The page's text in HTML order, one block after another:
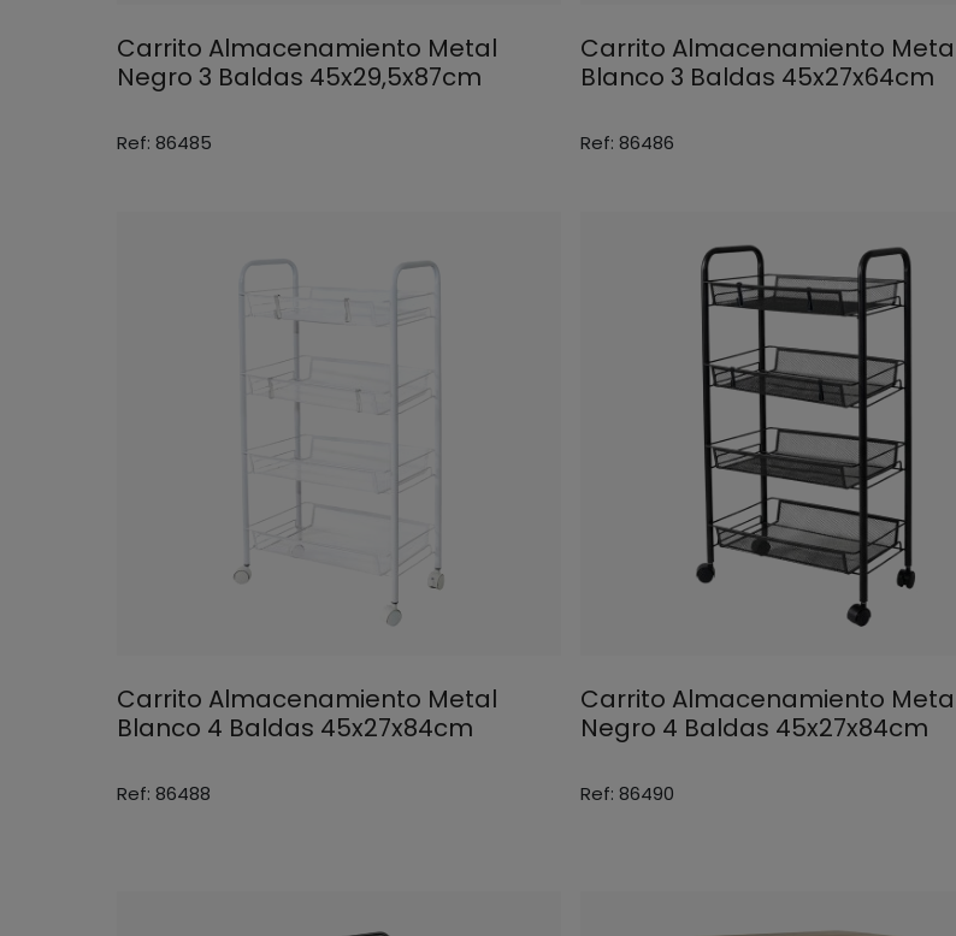
Carrito Almacenamiento Metal
Negro 3 Baldas 45x29,5x87cm
Ref: 86485
Carrito Almacenamiento
Blanco 3 Baldas 45x27x64cm
Ref: 86486
Carrito Almacenamiento Metal
Blanco 4 Baldas 45x27x84cm
Ref: 86488
Carrito Almacenamiento
Negro 4 Baldas 45x27x84cm
Ref: 86490